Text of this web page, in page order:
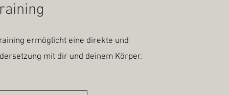
ermöglicht eine direkte und
mit dir und deinem Körper.